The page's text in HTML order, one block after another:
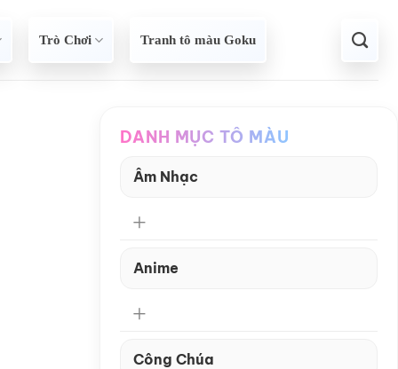
Trò Chơi Tranh tô màu Goku
DANH MỤC TÔ MÀU
Âm Nhạc
Anime
Công Chúa